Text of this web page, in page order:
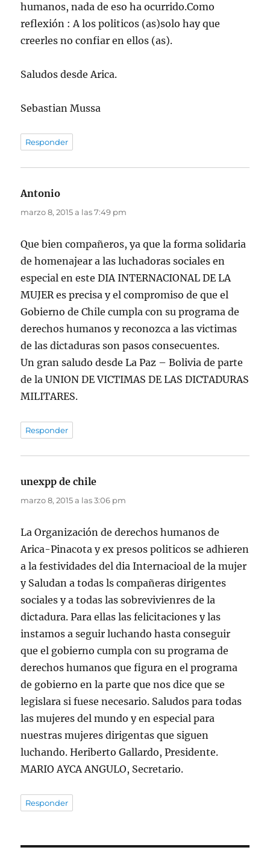
humanos, nada de eso ha ocurrido.Como
reflexión : A los politicos (as)solo hay que
creerles no confiar en ellos (as).
Saludos desde Arica.
Sebastian Mussa
Responder
Antonio
marzo 8, 2015 a las 7:49 pm
Que bien compañeros, ya que la forma solidaria
de homenajear a las luchadoras sociales en
especial en este DIA INTERNACIONAL DE LA
MUJER es precisa y el compromiso de que el
Gobierno de Chile cumpla con su programa de
derechos humanos y reconozca a las victimas
de las dictaduras son pasos consecuentes.
Un gran saludo desde La Paz – Bolivia de parte
de la UNION DE VICTIMAS DE LAS DICTADURAS
MILITARES.
Responder
unexpp de chile
marzo 8, 2015 a las 3:06 pm
La Organización de derechos humanos de
Arica-Pinacota y ex presos politicos se adhieren
a la festividades del dia Internacioal de la mujer
y Saludan a todas ls compañeras dirigentes
sociales y a todas las sobrevivienres de la
dictadura. Para ellas las felicitaciones y las
instamos a seguir luchando hasta conseguir
que el gobierno cumpla con su programa de
derechos humanos que figura en el programa
de gobierno en la parte que nos dice que se
legislara si fuese necesario. Saludos para todas
las mujeres del mundo y en especial para
nuestras mujeres dirigentas que siguen
luchando. Heriberto Gallardo, Presidente.
MARIO AYCA ANGULO, Secretario.
Responder